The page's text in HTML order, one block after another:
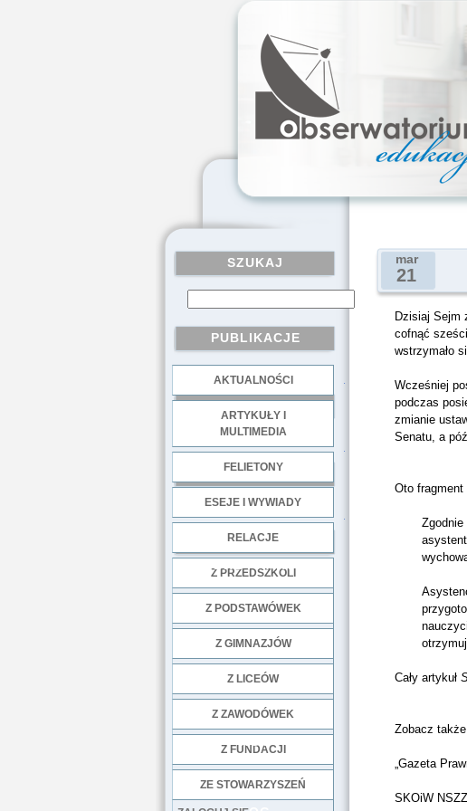
SZUKAJ
PUBLIKACJE
AKTUALNOŚCI
ARTYKUŁY I
MULTIMEDIA
FELIETONY
ESEJE I WYWIADY
RELACJE
Z PRZEDSZKOLI
Z PODSTAWÓWEK
Z GIMNAZJÓW
Z LICEÓW
Z ZAWODÓWEK
Z FUNDACJI
ZE STOWARZYSZEŃ
mar
21
Dzisiaj Sejm
cofnąć
wstrzymało
Wcześniej
podczas
zmianie
Senatu, a
Oto
Zgodnie
Cały artykuł
Zobacz
„Gazeta
SKOiW